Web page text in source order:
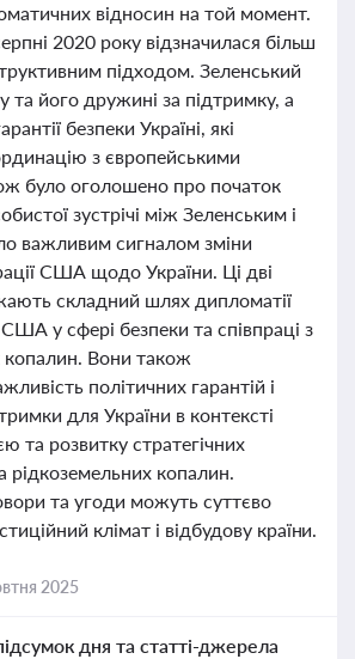
відносин на той момент.
2020 року відзначилася більш
підходом. Зеленський
та його дружині за підтримку, а
безпеки Україні, які
з європейськими
було оголошено про початок
зустрічі між Зеленським і
важливим сигналом зміни
США щодо України. Ці дві
складний шлях дипломатії
у сфері безпеки та співпраці з
копалин. Вони також
політичних гарантій і
для України в контексті
та розвитку стратегічних
рідкоземельних копалин.
та угоди можуть суттєво
клімат і відбудову країни.
2025
дня та статті-джерела